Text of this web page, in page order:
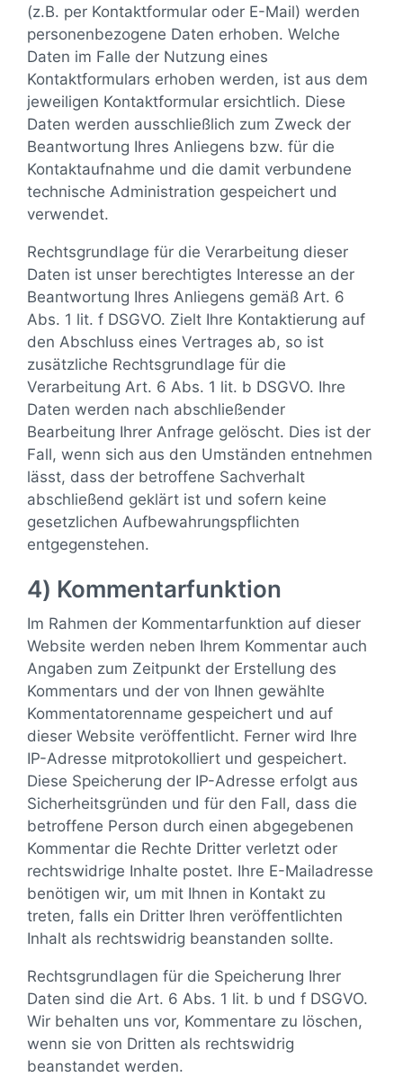
(z.B. per Kontaktformular oder E-Mail) werden
personenbezogene Daten erhoben. Welche
Daten im Falle der Nutzung eines
Kontaktformulars erhoben werden, ist aus dem
jeweiligen Kontaktformular ersichtlich. Diese
Daten werden ausschließlich zum Zweck der
Beantwortung Ihres Anliegens bzw. für die
Kontaktaufnahme und die damit verbundene
technische Administration gespeichert und
verwendet.
Rechtsgrundlage für die Verarbeitung dieser
Daten ist unser berechtigtes Interesse an der
Beantwortung Ihres Anliegens gemäß Art. 6
Abs. 1 lit. f DSGVO. Zielt Ihre Kontaktierung auf
den Abschluss eines Vertrages ab, so ist
zusätzliche Rechtsgrundlage für die
Verarbeitung Art. 6 Abs. 1 lit. b DSGVO. Ihre
Daten werden nach abschließender
Bearbeitung Ihrer Anfrage gelöscht. Dies ist der
Fall, wenn sich aus den Umständen entnehmen
lässt, dass der betroffene Sachverhalt
abschließend geklärt ist und sofern keine
gesetzlichen Aufbewahrungspflichten
entgegenstehen.
4) Kommentarfunktion
Im Rahmen der Kommentarfunktion auf dieser
Website werden neben Ihrem Kommentar auch
Angaben zum Zeitpunkt der Erstellung des
Kommentars und der von Ihnen gewählte
Kommentatorenname gespeichert und auf
dieser Website veröffentlicht. Ferner wird Ihre
IP-Adresse mitprotokolliert und gespeichert.
Diese Speicherung der IP-Adresse erfolgt aus
Sicherheitsgründen und für den Fall, dass die
betroffene Person durch einen abgegebenen
Kommentar die Rechte Dritter verletzt oder
rechtswidrige Inhalte postet. Ihre E-Mailadresse
benötigen wir, um mit Ihnen in Kontakt zu
treten, falls ein Dritter Ihren veröffentlichten
Inhalt als rechtswidrig beanstanden sollte.
Rechtsgrundlagen für die Speicherung Ihrer
Daten sind die Art. 6 Abs. 1 lit. b und f DSGVO.
Wir behalten uns vor, Kommentare zu löschen,
wenn sie von Dritten als rechtswidrig
beanstandet werden.